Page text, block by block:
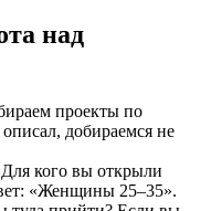
над
проекты по
добираемся не
кого вы открыли
«Женщины 25–35».